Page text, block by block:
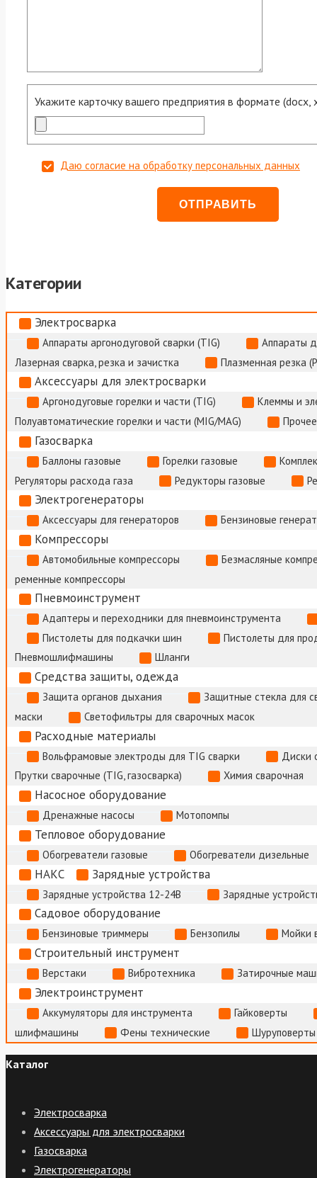
Укажите карточку вашего предприятия в формате (docx,
Даю согласие на обработку персональных данных
Категории
Электросварка
Аппараты аргонодуговой сварки (TIG)
Аппараты
Лазерная сварка, резка и зачистка
Плазменная резка
Аксессуары для электросварки
Аргонодуговые горелки и части (TIG)
Клеммы и
Полуавтоматические горелки и части (MIG/MAG)
Газосварка
Баллоны газовые Горелки газовые
Регуляторы расхода газа
Редукторы газовые
Электрогенераторы
Аксессуары для генераторов Бензиновые
Компрессоры
Автомобильные компрессоры
Безмасляные
ременные компрессоры
Пневмоинструмент
Адаптеры и переходники для пневмоинструмента
Пистолеты для подкачки шин
Пистолеты для
Пневмошлифмашины
Шланги
Средства защиты, одежда
Защита органов дыхания
Защитные стекла для
маски
Светофильтры для сварочных масок
Расходные материалы
Вольфрамовые электроды для TIG сварки
Диски
Прутки сварочные (TIG, газосварка)
Химия сварочная
Насосное оборудование
Дренажные насосы Мотопомпы
Тепловое оборудование
Обогреватели газовые Обогреватели дизельные
НАКС Зарядные устройства
Зарядные устройства 12-24В Зарядные
Садовое оборудование
Бензиновые триммеры Бензопилы Мойки
Строительный инструмент
Верстаки Вибротехника Затирочные
Электроинструмент
Аккумуляторы для инструмента
Гайковерты
шлифмашины
Фены технические
Каталог
Электросварка
Аксессуары для электросварки
Газосварка
Электрогенераторы